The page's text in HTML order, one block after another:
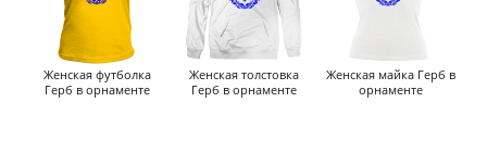
Женская футболка
Герб в орнаменте
Женская толстовка
Герб в орнаменте
Женская майка Герб в
орнаменте